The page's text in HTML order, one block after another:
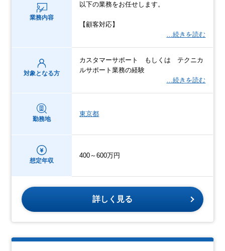
業務内容
以下の業務をお任せします。
【顧客対応】
…続きを読む
対象となる方
カスタマーサポート もしくは テクニカ
ルサポート業務の経験
…続きを読む
勤務地
東京都
想定年収
400～600万円
詳しく見る